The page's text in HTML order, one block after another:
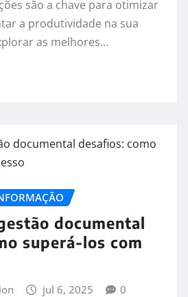
são a chave para otimizar
a produtividade na sua
as melhores…
documental
superá-los com
jul 6, 2025 0